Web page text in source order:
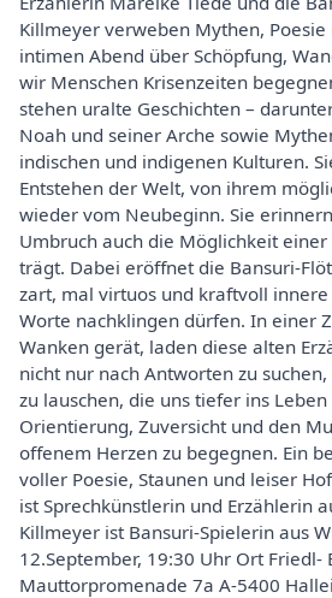
Killmeyer verweben Mythen,
intimen Abend über Schöpfung,
wir Menschen Krisenzeiten
stehen uralte Geschichten –
Noah und seiner Arche sowie
indischen und indigenen Kulturen.
Entstehen der Welt, von ihrem
wieder vom Neubeginn. Sie
Umbruch auch die Möglichkeit
trägt. Dabei eröffnet die Bansuri-
zart, mal virtuos und kraftvoll
Worte nachklingen dürfen. In einer
Wanken gerät, laden diese alten
nicht nur nach Antworten zu
zu lauschen, die uns tiefer ins
Orientierung, Zuversicht und den
offenem Herzen zu begegnen. Ein
voller Poesie, Staunen und leiser
ist Sprechkünstlerin und Erzählerin
Killmeyer ist Bansuri-Spielerin aus
12.September, 19:30 Uhr Ort Friedl-
Mauttorpromenade 7a A-5400